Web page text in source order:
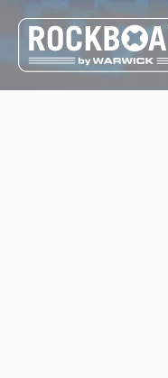
Cookie-Einstellungen